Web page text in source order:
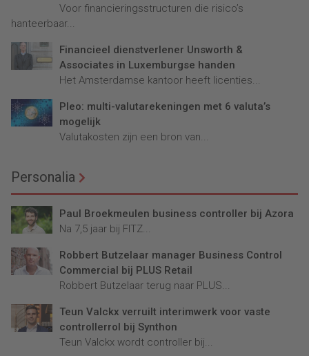
Voor financieringsstructuren die risico’s
hanteerbaar...
Financieel dienstverlener Unsworth &
Associates in Luxemburgse handen
Het Amsterdamse kantoor heeft licenties...
Pleo: multi-valutarekeningen met 6 valuta’s
mogelijk
Valutakosten zijn een bron van...
Personalia
Paul Broekmeulen business controller bij Azora
Na 7,5 jaar bij FITZ...
Robbert Butzelaar manager Business Control
Commercial bij PLUS Retail
Robbert Butzelaar terug naar PLUS...
Teun Valckx verruilt interimwerk voor vaste
controllerrol bij Synthon
Teun Valckx wordt controller bij...